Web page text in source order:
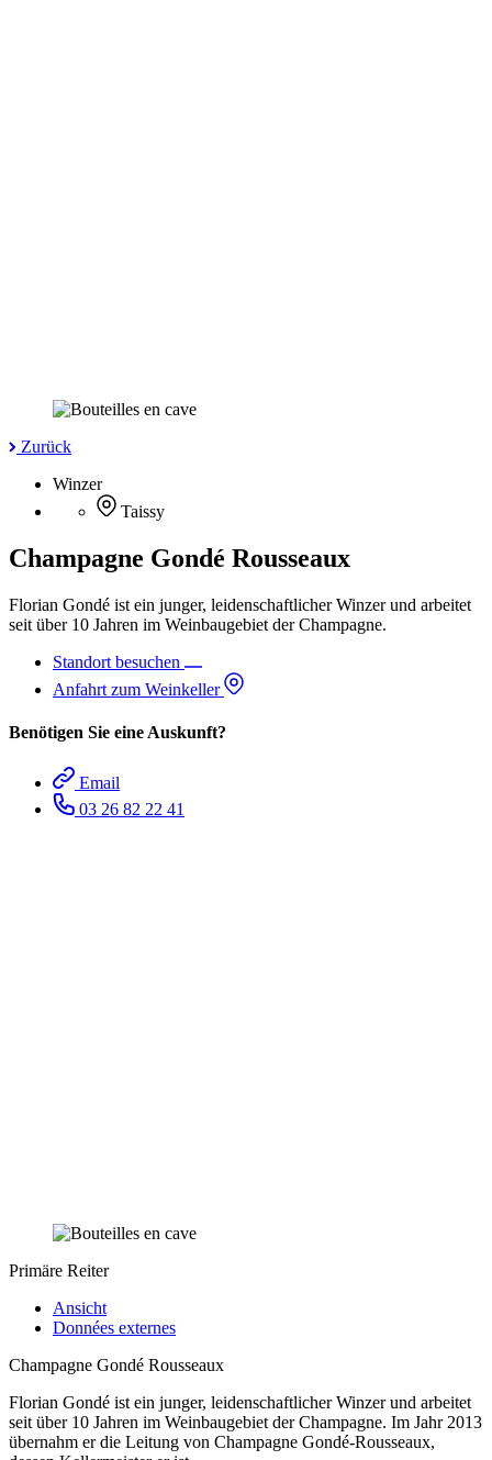
Zurück
Winzer
Taissy
Champagne Gondé Rousseaux
Florian Gondé ist ein junger, leidenschaftlicher Winzer und arbeitet
seit über 10 Jahren im Weinbaugebiet der Champagne.
Standort besuchen
Anfahrt zum Weinkeller
Benötigen Sie eine Auskunft?
Email
03 26 82 22 41
Primäre Reiter
Ansicht
Données externes
Champagne Gondé Rousseaux
Florian Gondé ist ein junger, leidenschaftlicher Winzer und arbeitet
seit über 10 Jahren im Weinbaugebiet der Champagne. Im Jahr 2013
übernahm er die Leitung von Champagne Gondé-Rousseaux,